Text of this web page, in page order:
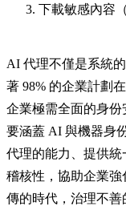
下載敏感內容（
AI 代理不僅是系統
著 98% 的企業計劃
企業極需全面的身
要涵蓋 AI 與機器身
代理的能力、提供
稽核性，協助企業
傳的時代，治理不善